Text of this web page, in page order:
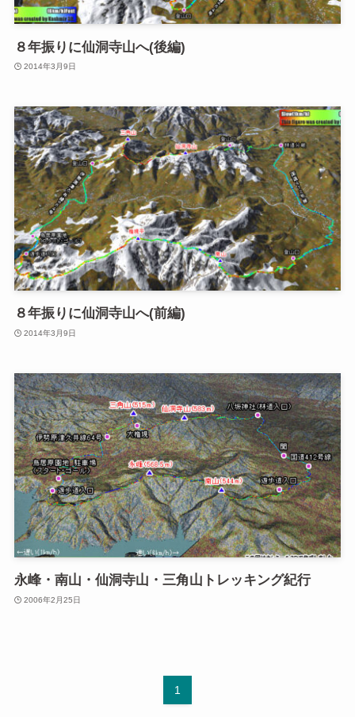
８年振りに仙洞寺山へ(後編)
2014年3月9日
８年振りに仙洞寺山へ(前編)
2014年3月9日
永峰・南山・仙洞寺山・三角山トレッキング紀行
2006年2月25日
1